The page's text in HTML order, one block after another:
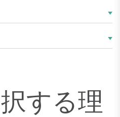
スを保証し、ビジネスの優先
オンラインサービスのパフォ
スを保証し、アプリケーショ
ォーマンスをコントロールす
する理